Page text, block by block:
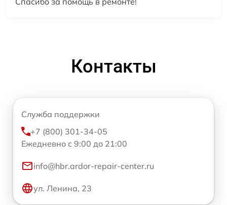
Контакты
Служба поддержки
+7 (800) 301-34-05
Ежедневно с 9:00 до 21:00
info@hbr.ardor-repair-center.ru
ул. Ленина, 23